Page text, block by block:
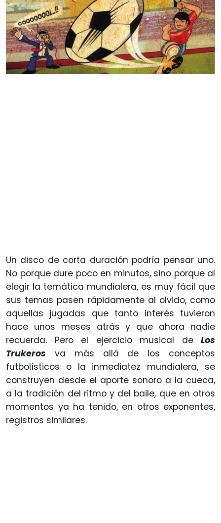
Un disco de corta duración podría pensar uno.
No porque dure poco en minutos, sino porque al
elegir la temática mundialera, es muy fácil que
sus temas pasen rápidamente al olvido, como
aquellas jugadas que tanto interés tuvieron
hace unos meses atrás y que ahora nadie
recuerda. Pero el ejercicio musical de Los
Trukeros va más allá de los conceptos
futbolísticos o la inmediatez mundialera, se
construyen desde el aporte sonoro a la cueca,
a la tradición del ritmo y del baile, que en otros
momentos ya ha tenido, en otros exponentes,
registros similares.